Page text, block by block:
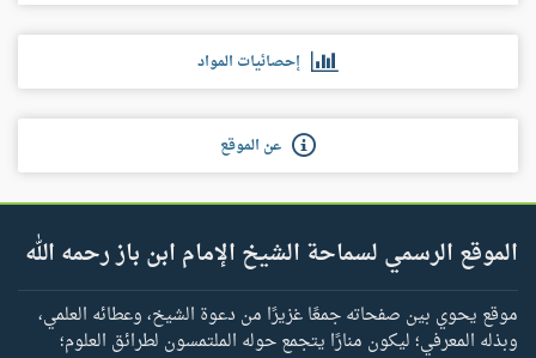
إحصائيات المواد
عن الموقع
الموقع الرسمي لسماحة الشيخ الإمام ابن باز رحمه الله
موقع يحوي بين صفحاته جمعًا غزيرًا من دعوة الشيخ، وعطائه العلمي،
وبذله المعرفي؛ ليكون منارًا يتجمع حوله الملتمسون لطرائق العلوم؛